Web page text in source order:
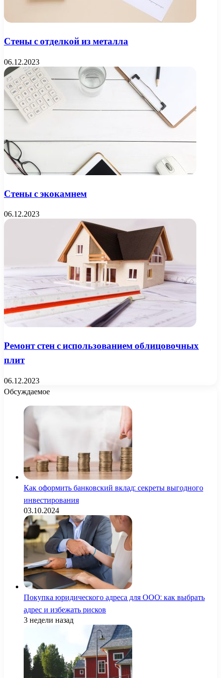
Стены с отделкой из металла
06.12.2023
Стены с экокамнем
06.12.2023
Ремонт стен с использованием облицовочных
плит
06.12.2023
Обсуждаемое
Как оформить банковский вклад: секреты выгодного
инвестирования
03.10.2024
Покупка юридического адреса для ООО: как выбрать
адрес и избежать рисков
3 недели назад